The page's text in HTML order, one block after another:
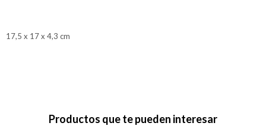
17,5 x 17 x 4,3 cm
Productos que te pueden interesar